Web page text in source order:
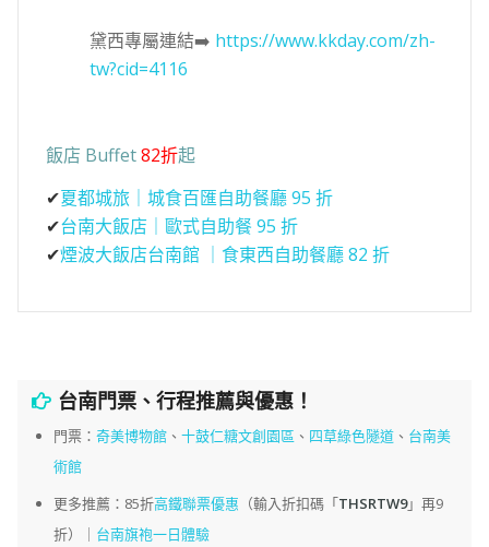
黛西專屬連結➡️ https://www.kkday.com/zh-
tw?cid=4116
飯店 Buffet82折起
✔夏都城旅｜城食百匯自助餐廳 95 折
✔台南大飯店｜歐式自助餐 95 折
✔煙波大飯店台南館 ｜食東西自助餐廳 82 折
台南門票、行程推薦與優惠！
門票： 奇美博物館、 十鼓仁糖文創園區 、 四草綠色隧道、 台南美
術館
更多推薦：85折高鐵聯票優惠 （輸入折扣碼「THSRTW9」再9
折）｜ 台南旗袍一日體驗